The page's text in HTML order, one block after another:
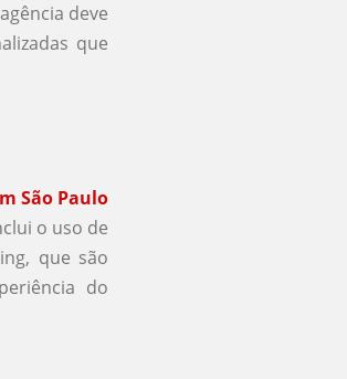
deve
que
São Paulo
o uso de
que são
do